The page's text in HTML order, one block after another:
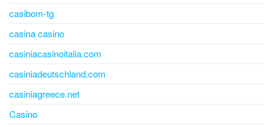
casibom-tg
casina casino
casiniacasinoitalia.com
casiniadeutschland.com
casiniagreece.net
Casino